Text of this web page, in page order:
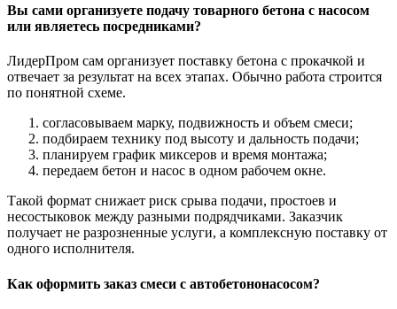
Вы сами организуете подачу товарного бетона с насосом
или являетесь посредниками?
ЛидерПром сам организует поставку бетона с прокачкой и
отвечает за результат на всех этапах. Обычно работа строится
по понятной схеме.
согласовываем марку, подвижность и объем смеси;
подбираем технику под высоту и дальность подачи;
планируем график миксеров и время монтажа;
передаем бетон и насос в одном рабочем окне.
Такой формат снижает риск срыва подачи, простоев и
несостыковок между разными подрядчиками. Заказчик
получает не разрозненные услуги, а комплексную поставку от
одного исполнителя.
Как оформить заказ смеси с автобетононасосом?